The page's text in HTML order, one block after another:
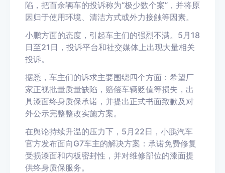
陷，把百余辆车的投诉称为“极少数个案”，并将原
因归于使用环境、清洁方式或外力接触等因素。
小鹏方面的态度，引起车主们的强烈不满。5月18
日至21日，投诉平台和社交媒体上出现大量相关
投诉。
据悉，车主们的诉求主要围绕四个方面：希望厂
家正视批量质量缺陷，赔偿车辆贬值等损失，出
具漆面终身质保承诺，并提出正式书面致歉及对
外公示完整整改实施方案。
在舆论持续升温的压力下，5月22日，小鹏汽车
官方发布面向G7车主的解决方案：承诺免费修复
受损漆面和内板密封性，并对维修部位的漆面提
供终身质保服务。